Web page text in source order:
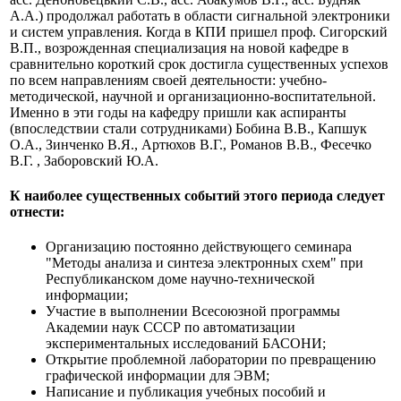
А.А.) продолжал работать в области сигнальной электроники
и систем управления. Когда в КПИ пришел проф. Сигорский
В.П., возрожденная специализация на новой кафедре в
сравнительно короткий срок достигла существенных успехов
по всем направлениям своей деятельности: учебно-
методической, научной и организационно-воспитательной.
Именно в эти годы на кафедру пришли как аспиранты
(впоследствии стали сотрудниками) Бобина В.В., Капшук
О.А., Зинченко В.Я., Артюхов В.Г., Романов В.В., Фесечко
В.Г. , Заборовский Ю.А.
К наиболее существенных событий этого периода следует
отнести:
Организацию постоянно действующего семинара
"Методы анализа и синтеза электронных схем" при
Республиканском доме научно-технической
информации;
Участие в выполнении Всесоюзной программы
Академии наук СССР по автоматизации
экспериментальных исследований БАСОНИ;
Открытие проблемной лаборатории по превращению
графической информации для ЭВМ;
Написание и публикация учебных пособий и